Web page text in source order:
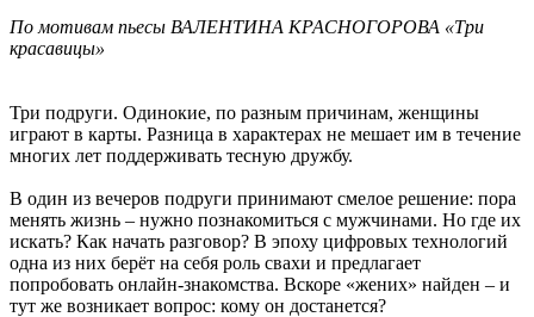
По мотивам пьесы ВАЛЕНТИНА КРАСНОГОРОВА «Три
красавицы»
Три подруги. Одинокие, по разным причинам, женщины
играют в карты. Разница в характерах не мешает им в течение
многих лет поддерживать тесную дружбу.
В один из вечеров подруги принимают смелое решение: пора
менять жизнь – нужно познакомиться с мужчинами. Но где их
искать? Как начать разговор? В эпоху цифровых технологий
одна из них берёт на себя роль свахи и предлагает
попробовать онлайн‑знакомства. Вскоре «жених» найден – и
тут же возникает вопрос: кому он достанется?